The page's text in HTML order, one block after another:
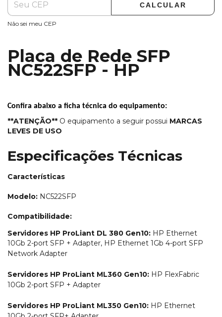
CALCULAR
Não sei meu CEP
Placa de Rede SFP
NC522SFP - HP
Confira abaixo a ficha técnica do equipamento:
**ATENÇÃO** O equipamento a seguir possui MARCAS
LEVES DE USO
Especificações Técnicas
Características
Modelo: NC522SFP
Compatibilidade:
Servidores HP ProLiant DL 380 Gen10: HP Ethernet
10Gb 2-port SFP + Adapter, HP Ethernet 1Gb 4-port SFP
Network Adapter
Servidores HP ProLiant ML360 Gen10: HP FlexFabric
10Gb 2-port SFP + Adapter
Servidores HP ProLiant ML350 Gen10: HP Ethernet